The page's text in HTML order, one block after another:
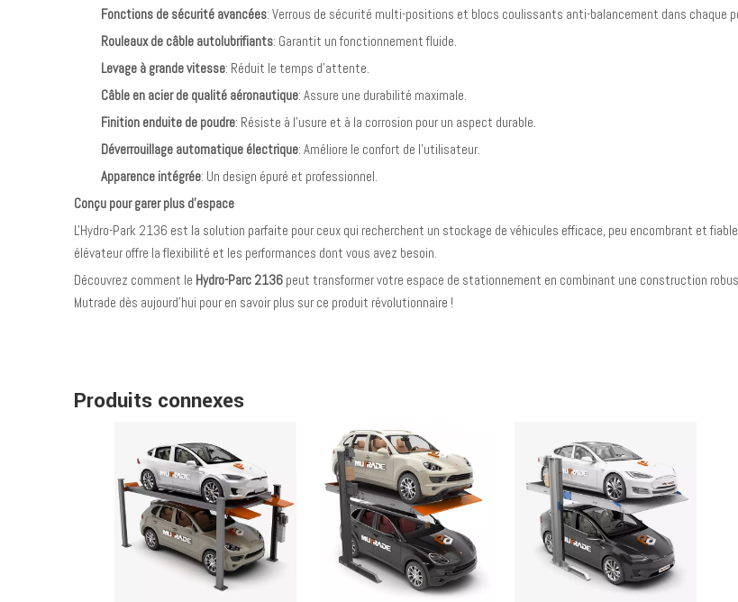
Fonctions de sécurité avancées: Verrous de sécurité multi-positions et blocs coulissants anti-balancement dans chaque
Rouleaux de câble autolubrifiants: Garantit un fonctionnement fluide.
Levage à grande vitesse: Réduit le temps d’attente.
Câble en acier de qualité aéronautique: Assure une durabilité maximale.
Finition enduite de poudre: Résiste à l’usure et à la corrosion pour un aspect durable.
Déverrouillage automatique électrique: Améliore le confort de l'utilisateur.
Apparence intégrée: Un design épuré et professionnel.
Conçu pour garer plus d'espace
L'Hydro-Park 2136 est la solution parfaite pour ceux qui recherchent un stockage de véhicules efficace, peu encombrant et
élévateur offre la flexibilité et les performances dont vous avez besoin.
Découvrez comment le Hydro-Parc 2136 peut transformer votre espace de stationnement en combinant une construction
Mutrade dès aujourd'hui pour en savoir plus sur ce produit révolutionnaire !
Produits connexes